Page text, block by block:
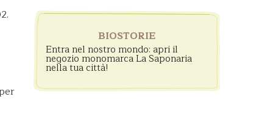
BIOSTORIE
Entra nel nostro mondo: apri il
negozio monomarca La Saponaria
nella tua città!